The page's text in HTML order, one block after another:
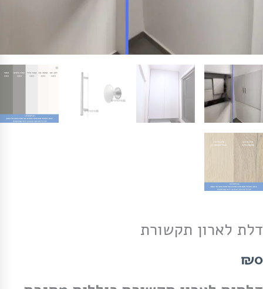
דלת לארון תקשורת
₪0